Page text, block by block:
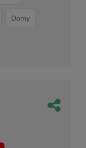
Domy